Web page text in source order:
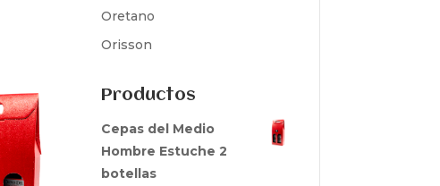
Oretano
Orisson
Productos
Cepas del Medio
Hombre Estuche 2
botellas